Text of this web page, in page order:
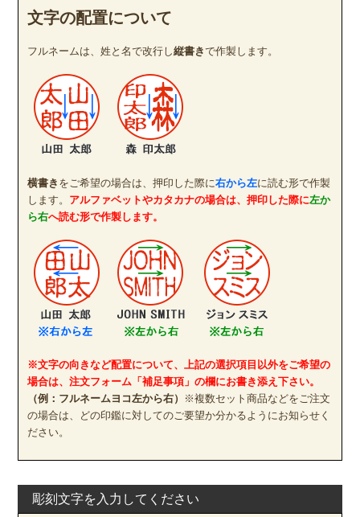
文字の配置について
フルネームは、姓と名で改行し縦書きで作製します。
横書き をご希望の場合は、押印した際に右から左に読む形で作製
します。 アルファベットやカタカナの場合は、押印した際に左か
ら右へ読む形で作製します。
※文字の向きなど配置について、上記の選択項目以外をご希望の
場合は、注文フォーム「補足事項」の欄にお書き添え下さい。
（例：フルネームヨコ左から右）
※複数セット商品などをご注文
の場合は、どの印鑑に対してのご要望か分かるようにお知らせく
ださい。
彫刻文字を入力してください